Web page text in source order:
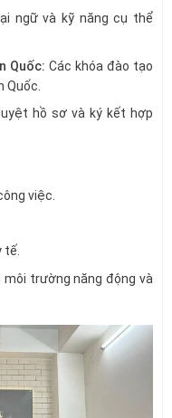
ngữ và kỹ năng cụ thể
Quốc: Các khóa đào tạo
Quốc.
hồ sơ và ký kết hợp
việc.
trường năng động và